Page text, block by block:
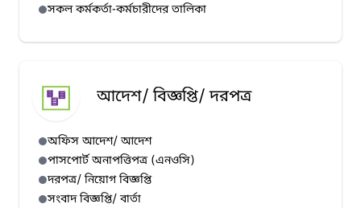
সকল কর্মকর্তা-কর্মচারীদের তালিকা
আদেশ/ বিজ্ঞপ্তি/ দরপত্র
অফিস আদেশ/ আদেশ
পাসপোর্ট অনাপত্তিপত্র (এনওসি)
দরপত্র/ নিয়োগ বিজ্ঞপ্তি
সংবাদ বিজ্ঞপ্তি/ বার্তা